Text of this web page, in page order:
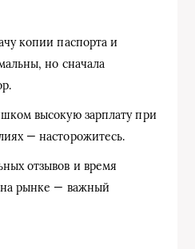
копии паспорта и
но сначала
высокую зарплату при
— насторожитесь.
отзывов и время
рынке — важный